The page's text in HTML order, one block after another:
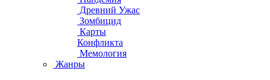
Древний Ужас
Зомбицид
Карты
Конфликта
Мемология
Жанры